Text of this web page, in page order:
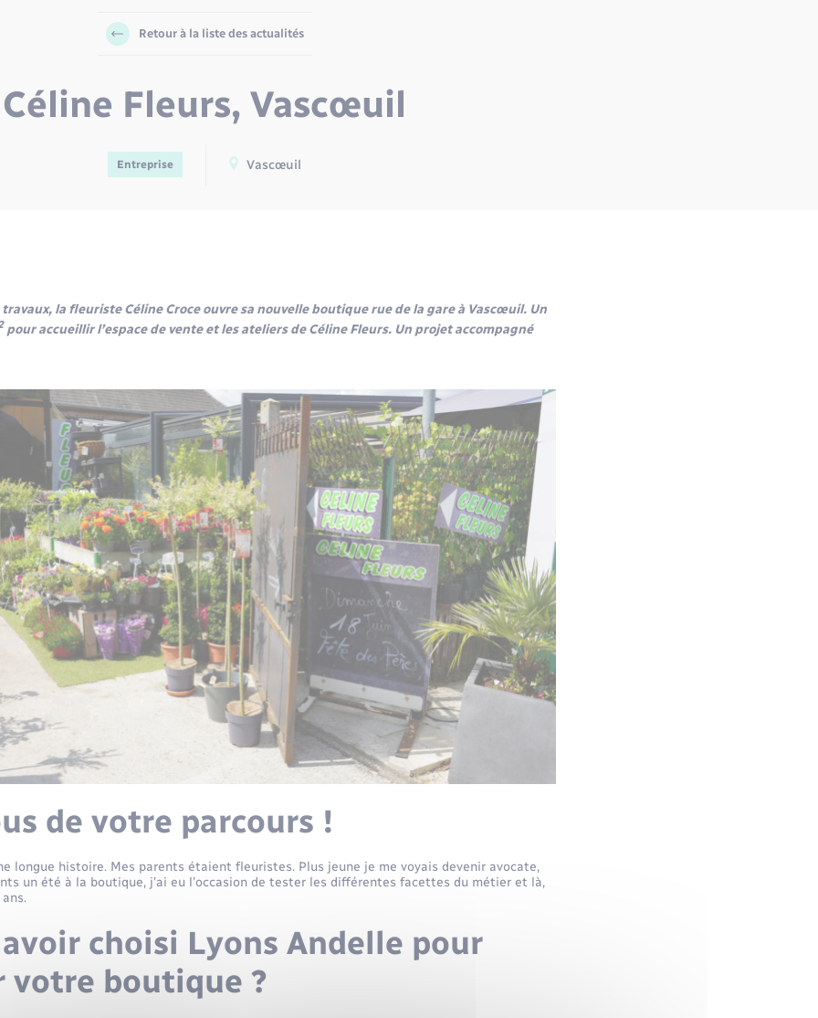
Retour à la liste des actualités
Céline Fleurs, Vascœuil
Entreprise Vascœuil
la fleuriste Céline Croce ouvre sa nouvelle boutique rue de la gare à Vascœuil. Un
pour accueillir l’espace de vente et les ateliers de Céline Fleurs. Un projet accompagné
de votre parcours !
longue histoire. Mes parents étaient fleuristes. Plus jeune je me voyais devenir avocate,
un été à la boutique, j’ai eu l’occasion de tester les différentes facettes du métier et là,
choisi Lyons Andelle pour
votre boutique ?